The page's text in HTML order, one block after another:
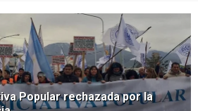
Popular rechazada por la